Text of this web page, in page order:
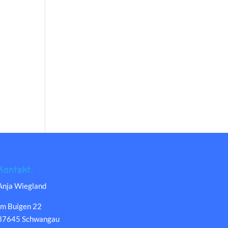
Wiegland
Buigen 22
Schwangau